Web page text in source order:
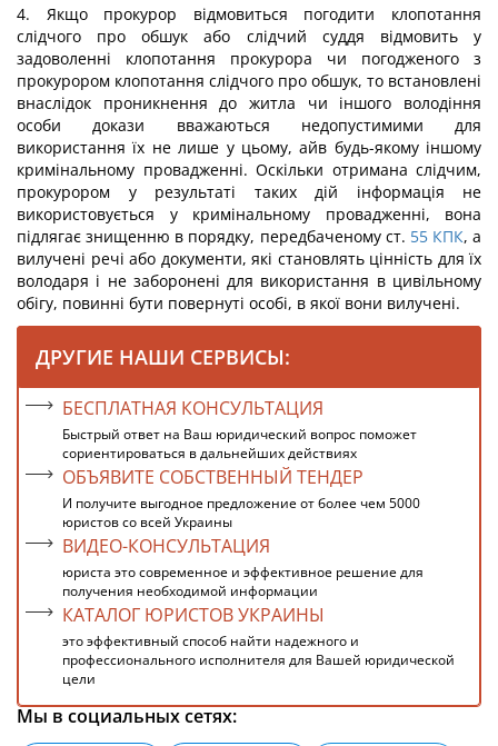
4. Якщо прокурор відмовиться погодити клопотання
слідчого про обшук або слідчий суддя відмовить у
задоволенні клопотання прокурора чи погодженого з
прокурором клопотання слідчого про обшук, то встановлені
внаслідок проникнення до житла чи іншого володіння
особи докази вважаються недопустимими для
використання їх не лише у цьому, айв будь-якому іншому
кримінальному провадженні. Оскільки отримана слідчим,
прокурором у результаті таких дій інформація не
використовується у кримінальному провадженні, вона
підлягає знищенню в порядку, передбаченому ст. 55 КПК, а
вилучені речі або документи, які становлять цінність для їх
володаря і не заборонені для використання в цивільному
обігу, повинні бути повернуті особі, в якої вони вилучені.
ДРУГИЕ НАШИ СЕРВИСЫ:
БЕСПЛАТНАЯ КОНСУЛЬТАЦИЯ
Быстрый ответ на Ваш юридический вопрос поможет
сориентироваться в дальнейших действиях
ОБЪЯВИТЕ СОБСТВЕННЫЙ ТЕНДЕР
И получите выгодное предложение от более чем 5000
юристов со всей Украины
ВИДЕО-КОНСУЛЬТАЦИЯ
юриста это современное и эффективное решение для
получения необходимой информации
КАТАЛОГ ЮРИСТОВ УКРАИНЫ
это эффективный способ найти надежного и
профессионального исполнителя для Вашей юридической
цели
Мы в социальных сетях: